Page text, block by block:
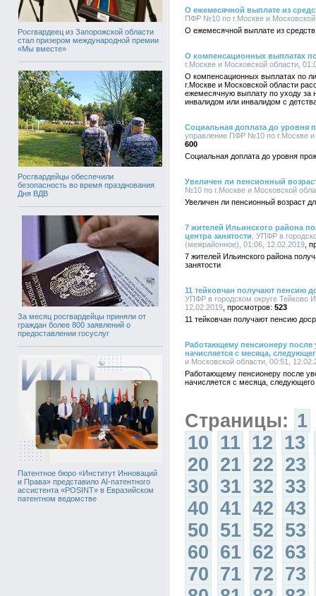
Росгвардеец из Запорожской области
стал призером международной премии
«Мы вместе»
Росгвардейцы обеспечили
безопасность во время празднования
Дня ВДВ
За месяц росгвардейцы приняли от
граждан более 800 заявлений о
предоставлении госуслуг
Патентное бюро «Институт Инноваций
и Права» представило AI-патентного
ассистента «POSINT» в Евразийском
патентном ведомстве
О ежемесячной выплате из
ПФР №10 по г.Москве и Московской
О ежемесячной выплате из средств
О компенсационных выплатах
г.Москве и Московской области,
О компенсационных выплатах по
г.Москве и Московской области
ежемесячную выплату по уходу за
инвалидом или инвалидом с
Социальная доплата до уровня
управление ПФР №10 по г.Москве и
600
Социальная доплата до уровня
Увеличен ли пенсионный
№10 по г.Москве и Московской
Увеличен ли пенсионный возраст
7 жителей Ильинского района
центра занятости , УПФР в
(межрайонное), 01:06, 12.02.2019
7 жителей Ильинского района
занятости
11 тейковчан получают пенсию
УПФР в городском округе Тейково
12.02.2019
523
11 тейковчан получают пенсию
Работающему пенсионеру после
начисляется с месяца,
и Московской области, 00:51,
Работающему пенсионеру после
начисляется с месяца,
Страницы: 1
10 11 12 13
20 21 22 23
30 31 32 33
40 41 42 43
50 51 52 53
60 61 62 63
70 71 72 73